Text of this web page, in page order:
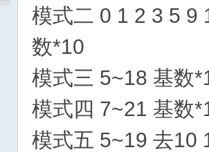
模式二 0 1 2 3 5 9
数*10
模式三 5~18 基数
模式四 7~21 基数
模式五 5~19 去10